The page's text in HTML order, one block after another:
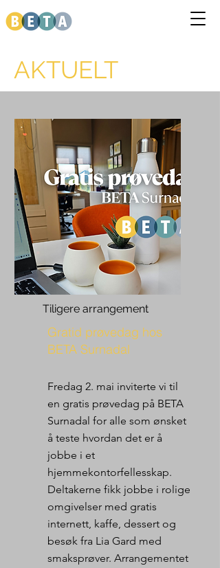
AKTUELT
Tiligere arrangement
Gratid prøvedag hos
BETA Surnadal
Fredag 2. mai inviterte vi til
en gratis prøvedag på BETA
Surnadal for alle som ønsket
å teste hvordan det er å
jobbe i et
hjemmekontorfellesskap.
Deltakerne fikk jobbe i rolige
omgivelser med gratis
internett, kaffe, dessert og
besøk fra Lia Gard med
smaksprøver. Arrangementet